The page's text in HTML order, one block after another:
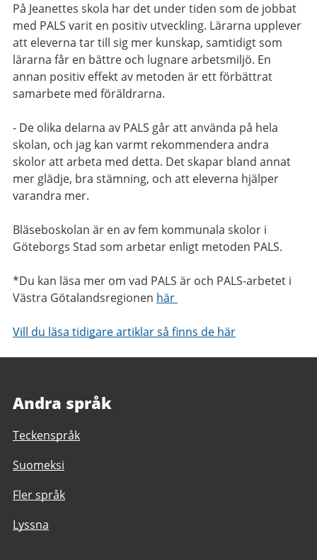
På Jeanettes skola har det under tiden som de jobbat
med PALS varit en positiv utveckling. Lärarna upplever
att eleverna tar till sig mer kunskap, samtidigt som
lärarna får en bättre och lugnare arbetsmiljö. En
annan positiv effekt av metoden är ett förbättrat
samarbete med föräldrarna.
- De olika delarna av PALS går att använda på hela
skolan, och jag kan varmt rekommendera andra
skolor att arbeta med detta. Det skapar bland annat
mer glädje, bra stämning, och att eleverna hjälper
varandra mer.
Bläseboskolan är en av fem kommunala skolor i
Göteborgs Stad som arbetar enligt metoden PALS.
*Du kan läsa mer om vad PALS är och PALS-arbetet i
Västra Götalandsregionen här
Vill du läsa tidigare artiklar så finns de här
Andra språk
Teckenspråk
Suomeksi
Fler språk
Lyssna